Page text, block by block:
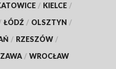
/ KIELCE /
ŁÓDŹ / OLSZTYN /
/ RZESZÓW /
/ WROCŁAW